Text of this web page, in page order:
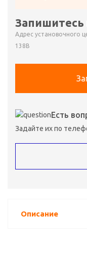
Запишитесь
Адрес установочного
138В
Есть
Задайте их по
Описание